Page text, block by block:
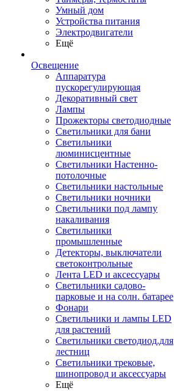
Умный дом
Устройства питания
Электродвигатели
Ещё
Освещение
Аппаратура
пускорегулирующая
Декоративный свет
Лампы
Прожекторы светодиодные
Светильники для бани
Светильники
люминисцентные
Светильники Настенно-
потолочные
Светильники настольные
Светильники ночники
Светильники под лампу
накаливания
Светильники
промышленные
Детекторы, выключатели
светоконтрольные
Лента LED и аксессуары
Светильники садово-
парковые и на солн. батарее
Фонари
Светильники и лампы LED
для растений
Светильники светодиод.для
лестниц
Светильники трековые,
шинопровод и аксессуары
Ещё